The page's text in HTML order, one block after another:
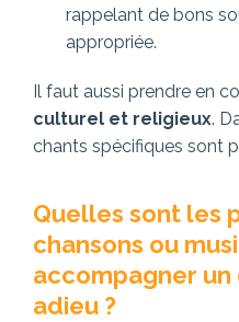
rappelant de bons
appropriée.
Il faut aussi prendre en
culturel et religieux.
chants spécifiques sont
Quelles sont les
chansons ou
accompagner
adieu ?